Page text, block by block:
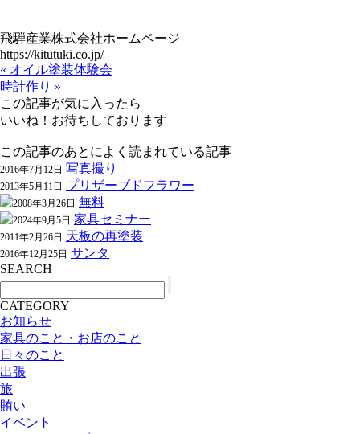
飛騨産業株式会社ホームページ
https://kitutuki.co.jp/
« オイル塗装体験会
時計作り »
この記事が気に入ったら
いいね！お待ちしております
この記事のあとによく読まれている記事
2016年7月12日 写真撮り
2013年5月11日 プリザーブドフラワー
2008年3月26日 無料
2024年9月5日 家具セミナー
2011年2月26日 天板の再塗装
2016年12月25日 サンタ
SEARCH
CATEGORY
お知らせ
家具のこと・お店のこと
日々のこと
出張
旅
賄い
イベント